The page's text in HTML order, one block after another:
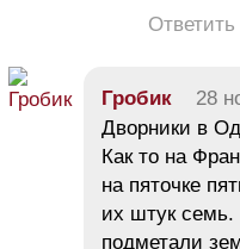
Ответить
Гробик 28
Дворники в
Как то на
на пяточке
их штук
подметали